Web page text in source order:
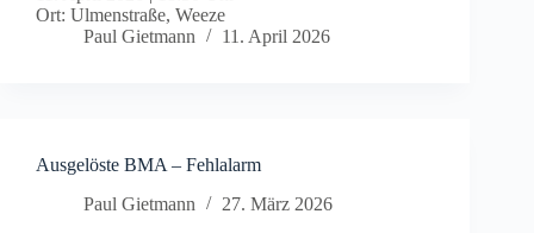
Ort: Ulmenstraße, Weeze
Paul Gietmann
11. April 2026
Ausgelöste BMA – Fehlalarm
Paul Gietmann
27. März 2026